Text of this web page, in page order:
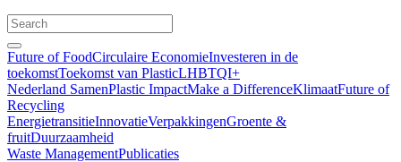
Future of FoodCirculaire EconomieInvesteren in de
toekomstToekomst van PlasticLHBTQI+
Nederland SamenPlastic ImpactMake a DifferenceKlimaatFuture of
Recycling
EnergietransitieInnovatieVerpakkingenGroente &
fruitDuurzaamheid
Waste ManagementPublicaties